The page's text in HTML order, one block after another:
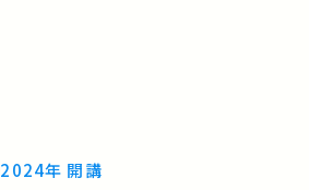
2024年 開講